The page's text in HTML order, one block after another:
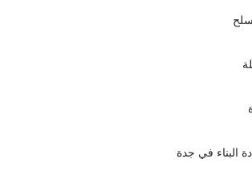
البناء في جدة